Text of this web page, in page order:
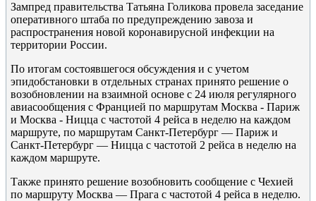
Зампред правительства Татьяна Голикова провела заседание
оперативного штаба по предупреждению завоза и
распространения новой коронавирусной инфекции на
территории России.
По итогам состоявшегося обсуждения и с учетом
эпидобстановки в отдельных странах принято решение о
возобновлении на взаимной основе с 24 июля регулярного
авиасообщения с Францией по маршрутам Москва - Париж
и Москва - Ницца с частотой 4 рейса в неделю на каждом
маршруте, по маршрутам Санкт-Петербург — Париж и
Санкт-Петербург — Ницца с частотой 2 рейса в неделю на
каждом маршруте.
Также принято решение возобновить сообщение с Чехией
по маршруту Москва — Прага с частотой 4 рейса в неделю.